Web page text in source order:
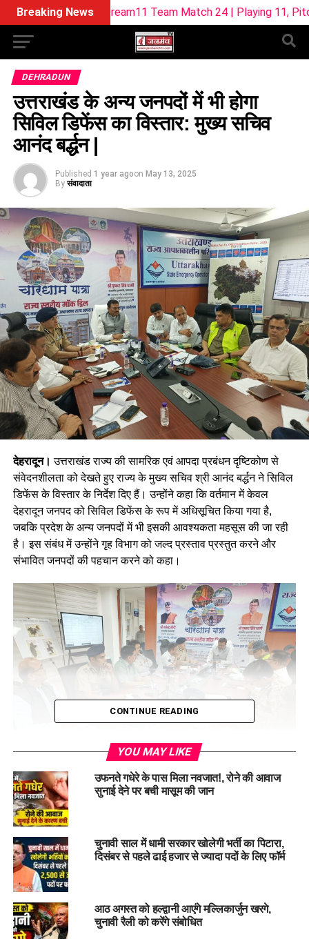
Breaking News
W Dream11 Team Match 24 | Playing 11, Pitch Report &
DEHRADUN
उत्तराखंड के अन्य जनपदों में भी होगा
सिविल डिफेंस का विस्तार: मुख्य सचिव
आनंद बर्द्धन |
Published 1 year agoon May 13, 2025
By संवादाता
देहरादून। उत्तराखंड राज्य की सामरिक एवं आपदा प्रबंधन दृष्टिकोण से
संवेदनशीलता को देखते हुए राज्य के मुख्य सचिव श्री आनंद बर्द्धन ने सिविल
डिफेंस के विस्तार के निर्देश दिए हैं। उन्होंने कहा कि वर्तमान में केवल
देहरादून जनपद को सिविल डिफेंस के रूप में अधिसूचित किया गया है,
जबकि प्रदेश के अन्य जनपदों में भी इसकी आवश्यकता महसूस की जा रही
है। इस संबंध में उन्होंने गृह विभाग को जल्द प्रस्ताव प्रस्तुत करने और
संभावित जनपदों की पहचान करने को कहा।
यह निर्देश सोमवार को राज्य आपदा प्रबंधन प्राधिकरण (यूएसडीएमए) स्थित
बैठक में दिए गए। बैठक में सेना, अर्धसैनिक बलों और शासन के वरिष्ठ
अधिकारियों ने भाग लिया।
सामरिक महत्ता अत्यधिक है। ऐसे में सिविल एडमिनिस्ट्रेशन और सुरक्षा
बलों के बीच मजबूत समन्वय अत्यंत आवश्यक है। उन्होंने निर्देश दिए कि वर्ष
CONTINUE READING
YOU MAY LIKE
उफनते गधेरे के पास मिला नवजात!, रोने की आवाज
सुनाई देने पर बची मासूम की जान
चुनावी साल में धामी सरकार खोलेगी भर्ती का पिटारा,
दिसंबर से पहले ढाई हजार से ज्यादा पदों के लिए फॉर्म
आठ अगस्त को हल्द्वानी आएंगे मल्लिकार्जुन खरगे,
चुनावी रैली को करेंगे संबोधित